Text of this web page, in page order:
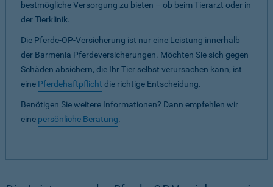
bestmögliche Versorgung zu bieten – ob beim Tierarzt oder in
der Tierklinik.
Die Pferde-OP-Versicherung ist nur eine Leistung innerhalb
der Barmenia Pferdeversicherungen. Möchten Sie sich gegen
Schäden absichern, die Ihr Tier selbst verursachen kann, ist
eine Pferdehaftpflicht die richtige Entscheidung.
Benötigen Sie weitere Informationen? Dann empfehlen wir
eine persönliche Beratung.